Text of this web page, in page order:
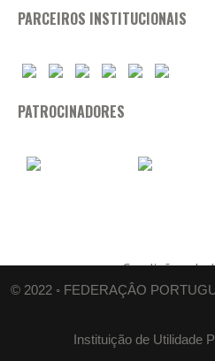
PARCEIROS INSTITUCIONAIS
PATROCINADORES
Condições de
© 2022 ◦ FEDERAÇÂO
Instituição de Utilidade